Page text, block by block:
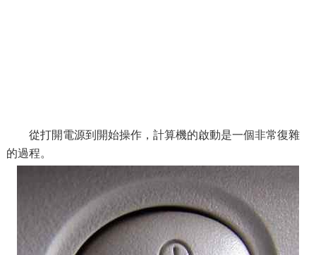
從打開電源到開始操作，計算機的啟動是一個非常復雜
的過程。